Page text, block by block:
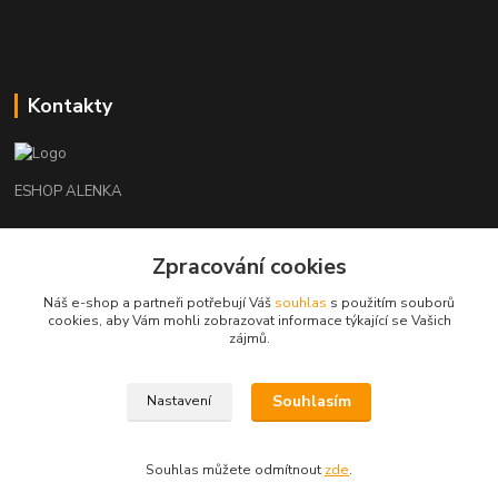
Kontakty
ESHOP ALENKA
+420602541312
orechovka@inmes.cz
Zpracování cookies
Náš e-shop a partneři potřebují Váš souhlas s použitím souborů
cookies, aby Vám mohli zobrazovat informace týkající se Vašich
zájmů.
Nastavení Souhlasím
Souhlas můžete odmítnout zde.